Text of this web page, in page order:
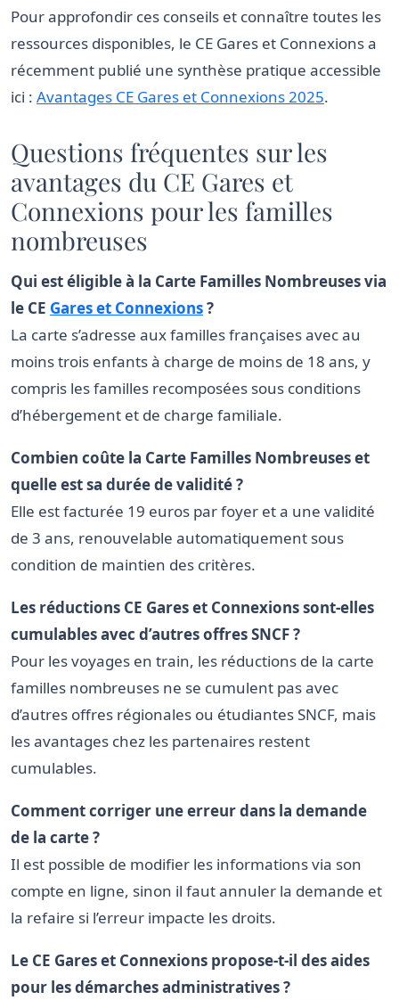
Pour approfondir ces conseils et connaître toutes les
ressources disponibles, le CE Gares et Connexions a
récemment publié une synthèse pratique accessible
ici : Avantages CE Gares et Connexions 2025.
Questions fréquentes sur les
avantages du CE Gares et
Connexions pour les familles
nombreuses
Qui est éligible à la Carte Familles Nombreuses via
le CE Gares et Connexions?
La carte s’adresse aux familles françaises avec au
moins trois enfants à charge de moins de 18 ans, y
compris les familles recomposées sous conditions
d’hébergement et de charge familiale.
Combien coûte la Carte Familles Nombreuses et
quelle est sa durée de validité ?
Elle est facturée 19 euros par foyer et a une validité
de 3 ans, renouvelable automatiquement sous
condition de maintien des critères.
Les réductions CE Gares et Connexions sont-elles
cumulables avec d’autres offres SNCF ?
Pour les voyages en train, les réductions de la carte
familles nombreuses ne se cumulent pas avec
d’autres offres régionales ou étudiantes SNCF, mais
les avantages chez les partenaires restent
cumulables.
Comment corriger une erreur dans la demande
de la carte ?
Il est possible de modifier les informations via son
compte en ligne, sinon il faut annuler la demande et
la refaire si l’erreur impacte les droits.
Le CE Gares et Connexions propose-t-il des aides
pour les démarches administratives ?